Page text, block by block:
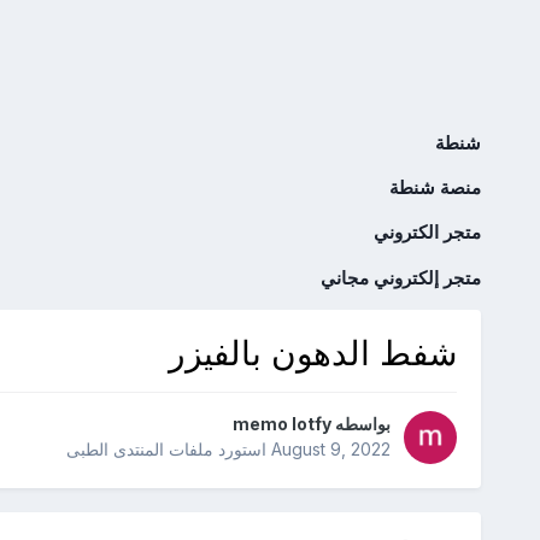
شنطة
منصة شنطة
متجر الكتروني
متجر إلكتروني مجاني
شفط الدهون بالفيزر
بواسطه memo lotfy
August 9, 2022استورد ملفات المنتدى الطبى